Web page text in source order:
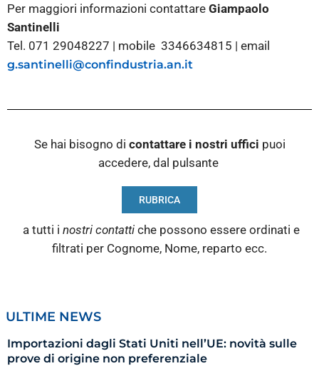
Per maggiori informazioni contattare Giampaolo
Santinelli
Tel. 071 29048227 | mobile 3346634815 | email
g.santinelli@confindustria.an.it
Se hai bisogno di contattare i nostri uffici puoi
accedere, dal pulsante
RUBRICA
a tutti i nostri contatti che possono essere ordinati e
filtrati per Cognome, Nome, reparto ecc.
ULTIME NEWS
Importazioni dagli Stati Uniti nell’UE: novità sulle
prove di origine non preferenziale